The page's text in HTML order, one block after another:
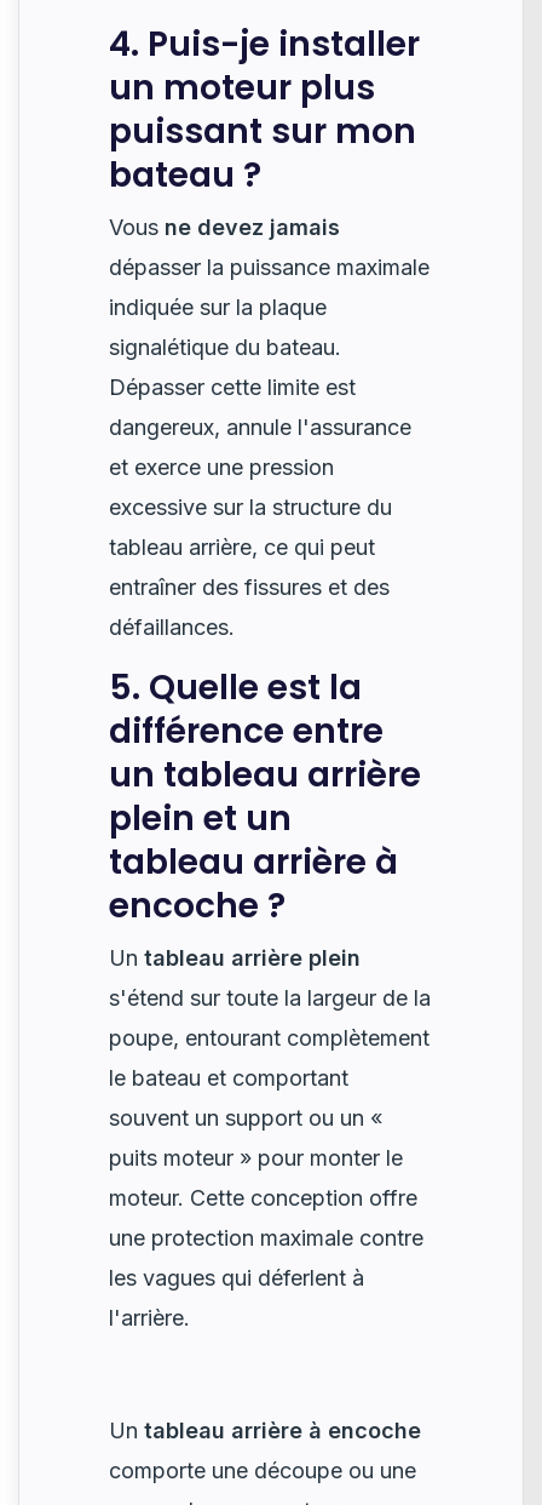
4. Puis-je installer
un moteur plus
puissant sur mon
bateau ?
Vous ne devez jamais
dépasser la puissance maximale
indiquée sur la plaque
signalétique du bateau.
Dépasser cette limite est
dangereux, annule l'assurance
et exerce une pression
excessive sur la structure du
tableau arrière, ce qui peut
entraîner des fissures et des
défaillances.
5. Quelle est la
différence entre
un tableau arrière
plein et un
tableau arrière à
encoche ?
Un tableau arrière plein
s'étend sur toute la largeur de la
poupe, entourant complètement
le bateau et comportant
souvent un support ou un «
puits moteur » pour monter le
moteur. Cette conception offre
une protection maximale contre
les vagues qui déferlent à
l'arrière.
Un tableau arrière à encoche
comporte une découpe ou une